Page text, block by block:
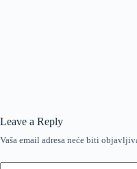
Leave a Reply
Vaša email adresa neće biti